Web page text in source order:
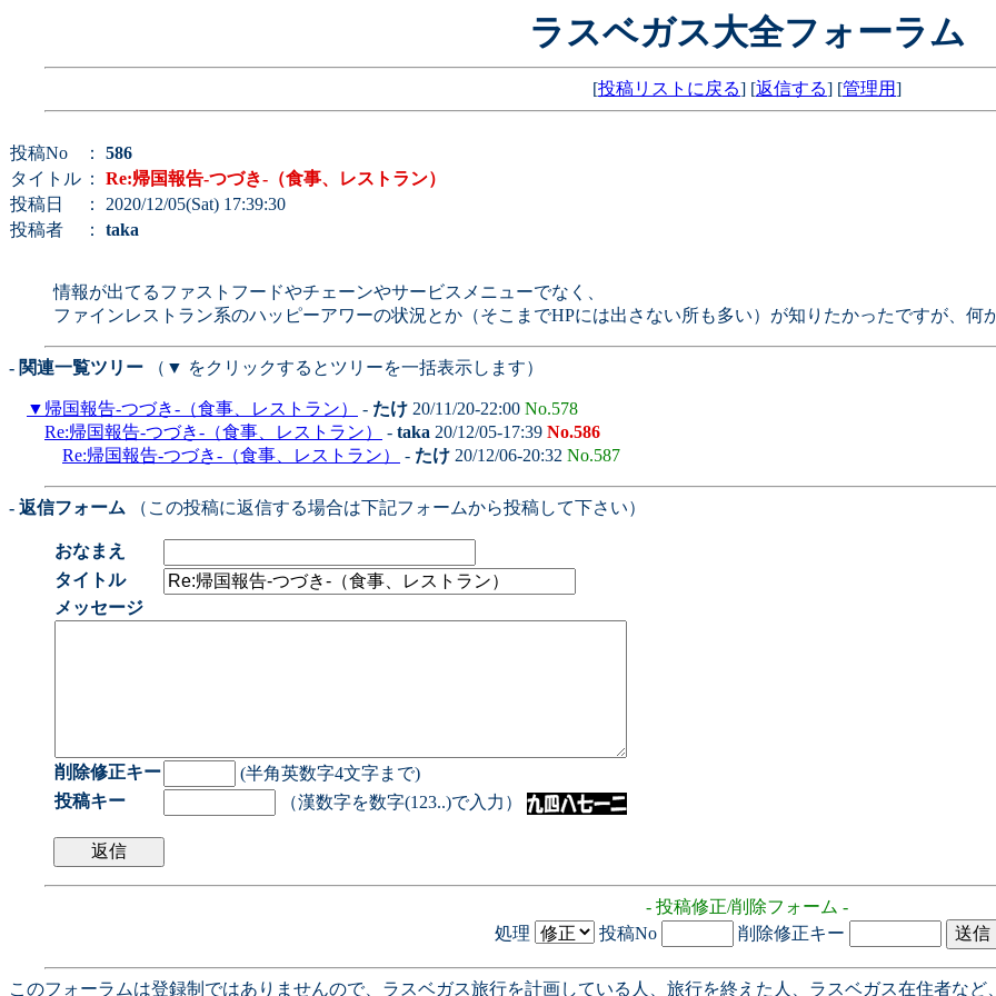
ラスベガス大全フォーラム
[投稿リストに戻る] [返信する] [管理用]
投稿No ： 586
タイトル ： Re:帰国報告-つづき-（食事、レストラン）
投稿日
： 2020/12/05(Sat) 17:39:30
投稿者
： taka
情報が出てるファストフードやチェーンやサービスメニューでなく、
ファインレストラン系のハッピーアワーの状況とか（そこまでHPには出さない所も多い）が知りたかったですが、何
- 関連一覧ツリー （▼ をクリックするとツリーを一括表示します）
▼ 帰国報告-つづき-（食事、レストラン） - たけ 20/11/20-22:00 No.578
Re:帰国報告-つづき-（食事、レストラン）
- taka 20/12/05-17:39 No.586
Re:帰国報告-つづき-（食事、レストラン）
- たけ 20/12/06-20:32 No.587
- 返信フォーム （この投稿に返信する場合は下記フォームから投稿して下さい）
おなまえ
タイトル
メッセージ
削除修正キー
(半角英数字4文字まで)
投稿キー
（漢数字を数字(123..)で入力）
- 投稿修正/削除フォーム -
処理
投稿No 削除修正キー
このフォーラムは登録制ではありませんので、ラスベガス旅行を計画している人、旅行を終えた人、ラスベガス在住者など